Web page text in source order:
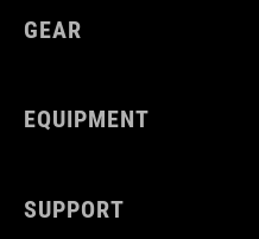
GEAR
EQUIPMENT
SUPPORT